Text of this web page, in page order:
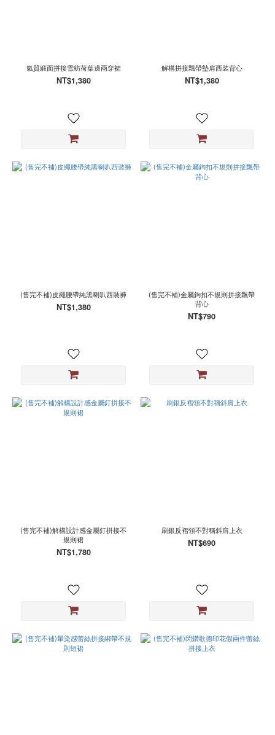
氣質緞面拼接雪紡荷葉邊兩穿裙
NT$1,380
解構拼接飄帶墊肩西裝背心
NT$1,380
(售完不補)皮繩腰帶純黑喇叭西裝褲
NT$1,380
(售完不補)金屬鉤扣不規則拼接飄帶
背心
NT$790
(售完不補)解構設計感金屬釘拼接不
規則裙
NT$1,780
刷銀反褶領不對稱斜肩上衣
NT$690